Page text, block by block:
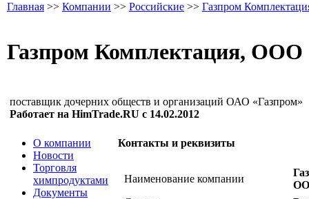
Главная >> Компании >> Российские >> Газпром
Газпром Комплектация, ООО
поставщик дочерних обществ и организаций ОАО «Газпром»
Работает на HimTrade.RU с 14.02.2012
О компании
Новости
Торговля
химпродуктами
Документы
Контакты и реквизиты
Наименование компании